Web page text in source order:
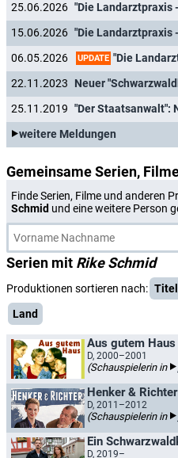
25.06.2026
15.06.2026
06.05.2026
UPDATE "Die Landarztpraxis -
22.11.2023
25.11.2019
weitere Meldungen
Gemeinsame Serien,
Finde Serien, Filme und anderen
Schmid und eine weitere Person
Serien mit Rike Schmid
Produktionen sortieren nach:
Land
Aus gutem Haus
D, 2000–2001
(Schauspielerin in
D, 2011–2012
(Schauspielerin in
Ein
D, 2019–